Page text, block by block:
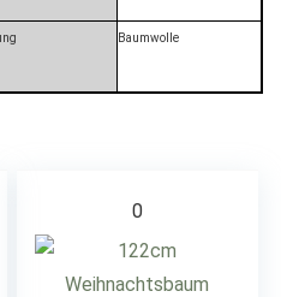
Baumwolle
0